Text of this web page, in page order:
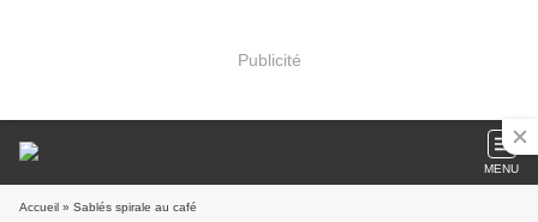
Publicité
MENU
Accueil » Sablés spirale au café